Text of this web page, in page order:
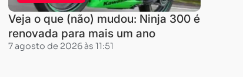
Veja o que (não) mudou: Ninja 300 é
renovada para mais um ano
7 agosto de 2026 às 11:51